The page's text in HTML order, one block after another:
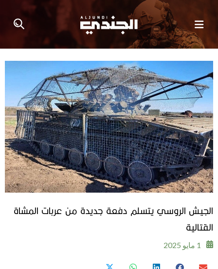
الجيش الروسي يتسلم دفعة جديدة من عربات المشاة
القتالية
1 مايو 2025